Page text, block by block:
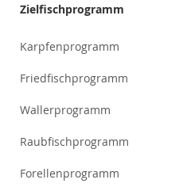
Zielfischprogramm
Karpfenprogramm
Friedfischprogramm
Wallerprogramm
Raubfischprogramm
Forellenprogramm